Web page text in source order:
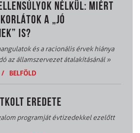
NÉLKÜL: MIÉRT
A „JÓ
IS?
és a racionális érvek hiánya
az államszervezet átalakításánál»
/ BELFÖLD
EREDETE
programját évtizedekkel ezelőtt